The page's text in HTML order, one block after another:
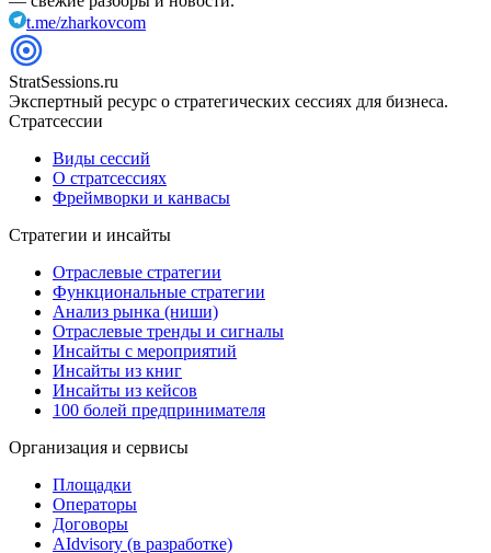
t.me/zharkovcom
StratSessions.ru
Экспертный ресурс о стратегических сессиях для бизнеса.
Стратсессии
Виды сессий
О стратсессиях
Фреймворки и канвасы
Стратегии и инсайты
Отраслевые стратегии
Функциональные стратегии
Анализ рынка (ниши)
Отраслевые тренды и сигналы
Инсайты с мероприятий
Инсайты из книг
Инсайты из кейсов
100 болей предпринимателя
Организация и сервисы
Площадки
Операторы
Договоры
AIdvisory (в разработке)